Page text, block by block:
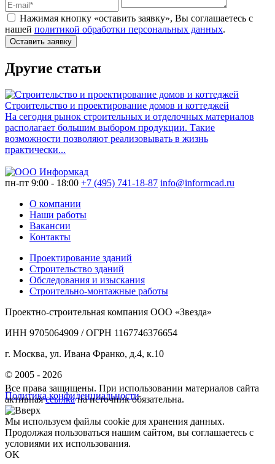
Нажимая кнопку «оставить заявку», Вы соглашаетесь с
нашей политикой обработки персональных данных.
Оставить заявку
Другие статьи
Строительство и проектирование домов и коттеджей
На сегодня рынок строительных и отделочных материалов
располагает большим выбором продукции. Такие
возможности позволяют реализовывать в жизнь
практически...
пн-пт 9:00 - 18:00 +7 (495) 741-18-87 info@informcad.ru
О компании
Наши работы
Вакансии
Контакты
Проектирование зданий
Строительство зданий
Обследования и изыскания
Строительно-монтажные работы
Проектно-строительная компания ООО «Звезда»
ИНН 9705064909 / ОГРН 1167746376654
г. Москва, ул. Ивана Франко, д.4, к.10
© 2005 - 2026
Политика конфиденциальности
Все права защищены. При использовании материалов сайта
активнаяссылкана источник обязательна.
Мы используем файлы cookie для хранения данных.
Продолжая пользоваться нашим сайтом, вы соглашаетесь с
условиями их использования.
OK